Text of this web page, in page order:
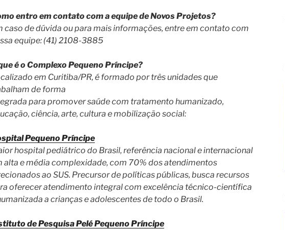
entro em contato com a equipe de Novos Projetos?
caso de dúvida ou para mais informações, entre em contato com
equipe: (41) 2108-3885
é o Complexo Pequeno Príncipe?
em Curitiba/PR, é formado por três unidades que
de forma
para promover saúde com tratamento humanizado,
ciência, arte, cultura e mobilização social:
Pequeno Príncipe
hospital pediátrico do Brasil, referência nacional e internacional
alta e média complexidade, com 70% dos atendimentos
ao SUS. Precursor de políticas públicas, busca recursos
oferecer atendimento integral com excelência técnico-científica
a crianças e adolescentes de todo o Brasil.
de Pesquisa Pelé Pequeno Príncipe